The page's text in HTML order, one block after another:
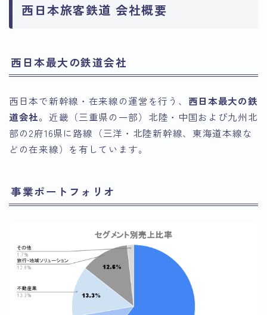
西日本旅客鉄道 会社概要
西日本最大の鉄道会社
西日本で新幹線・在来線の運営を行う、 西日本最大の鉄
道会社。近畿（三重県の一部）北陸・中国および九州北
部の2府16県に路線（三洋・北陸新幹線、東海道本線な
どの在来線）を有しています。
事業ポートフォリオ